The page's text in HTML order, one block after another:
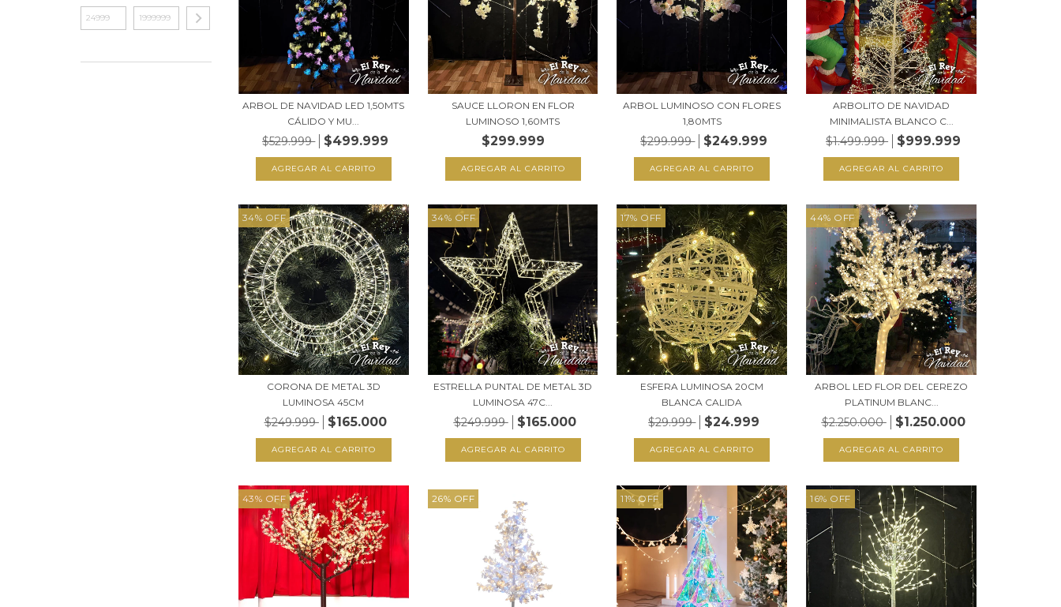
ARBOL DE NAVIDAD LED 1,50MTS
CÁLIDO Y MU...
$529.999 $499.999
SAUCE LLORON EN FLOR
LUMINOSO 1,60MTS
$299.999
ARBOL LUMINOSO CON FLORES
1,80MTS
$299.999 $249.999
ARBOLITO DE NAVIDAD
MINIMALISTA BLANCO C...
$1.499.999 $999.999
34% OFF
CORONA DE METAL 3D
LUMINOSA 45CM
$249.999 $165.000
34% OFF
ESTRELLA PUNTAL DE METAL 3D
LUMINOSA 47C...
$249.999 $165.000
17% OFF
ESFERA LUMINOSA 20CM
BLANCA CALIDA
$29.999 $24.999
44% OFF
ARBOL LED FLOR DEL CEREZO
PLATINUM BLANC...
$2.250.000 $1.250.000
43% OFF 26% OFF 11%OFF 16% OFF